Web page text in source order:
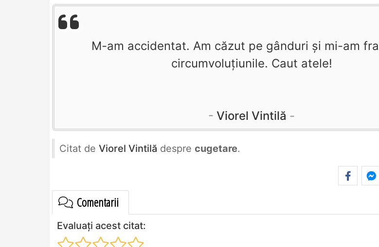
M-am accidentat. Am căzut pe gânduri şi mi-am
circumvoluţiunile. Caut atele!
Viorel Vintilă
Citat de Viorel Vintilă despre cugetare.
Comentarii
Evaluați acest citat: